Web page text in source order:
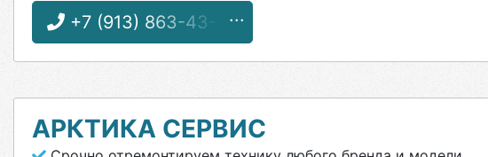
+7 (913) 863-43-92
АРКТИКА СЕРВИС